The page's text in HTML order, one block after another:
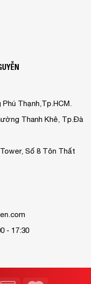
Thạnh,Tp.HCM.
Thanh Khê, Tp.Đà
Số 8 Tôn Thất
- 17:30